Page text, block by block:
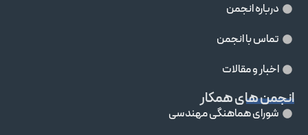
درباره انجمن
تماس با انجمن
اخبار و مقالات
انجمن های همکار
شورای هماهنگی مهندسی